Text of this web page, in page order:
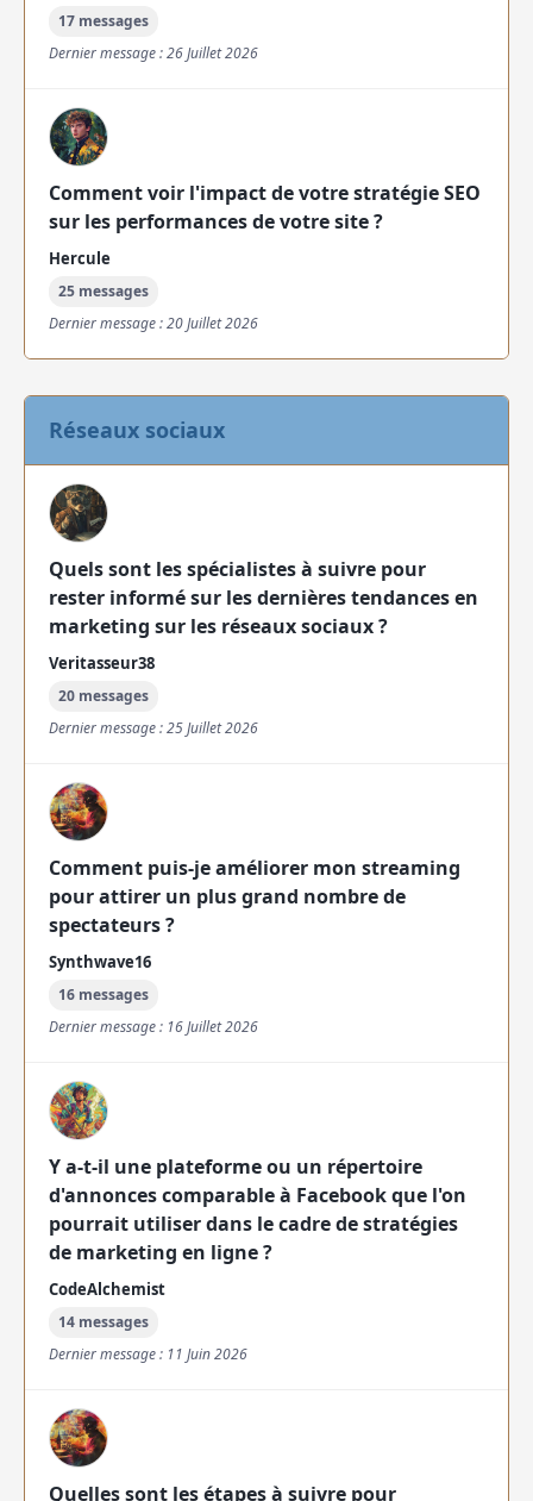
17 messages
Dernier message : 26 Juillet 2026
Comment voir l'impact de votre stratégie SEO
sur les performances de votre site ?
Hercule
25 messages
Dernier message : 20 Juillet 2026
Réseaux sociaux
Quels sont les spécialistes à suivre pour
rester informé sur les dernières tendances en
marketing sur les réseaux sociaux ?
Veritasseur38
20 messages
Dernier message : 25 Juillet 2026
Comment puis-je améliorer mon streaming
pour attirer un plus grand nombre de
spectateurs ?
Synthwave16
16 messages
Dernier message : 16 Juillet 2026
Y a-t-il une plateforme ou un répertoire
d'annonces comparable à Facebook que l'on
pourrait utiliser dans le cadre de stratégies
de marketing en ligne ?
CodeAlchemist
14 messages
Dernier message : 11 Juin 2026
Quelles sont les étapes à suivre pour